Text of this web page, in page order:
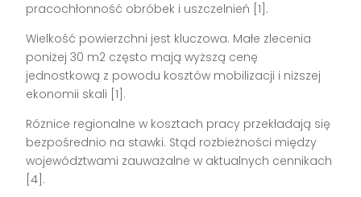
pracochłonność obróbek i uszczelnień [1].
Wielkość powierzchni jest kluczowa. Małe zlecenia
poniżej 30 m2 często mają wyższą cenę
jednostkową z powodu kosztów mobilizacji i niższej
ekonomii skali [1].
Różnice regionalne w kosztach pracy przekładają się
bezpośrednio na stawki. Stąd rozbieżności między
województwami zauważalne w aktualnych cennikach
[4].